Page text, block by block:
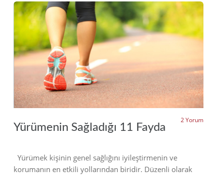
2 Yorum
Yürümenin Sağladığı 11 Fayda
Yürümek kişinin genel sağlığını iyileştirmenin ve
korumanın en etkili yollarından biridir. Düzenli olarak